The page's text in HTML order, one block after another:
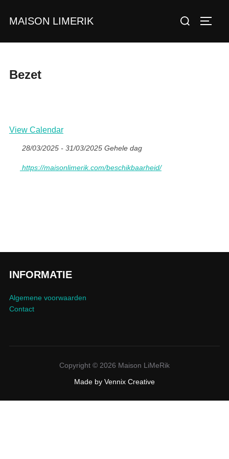
naarMAISON LIMERIK
Zoek
Bezet
View Calendar
28/03/2025 - 31/03/2025 Gehele dag
https://maisonlimerik.com/beschikbaarheid/
INFORMATIE
Algemene voorwaarden
Contact
Copyright © 2026 Maison LiMeRik
Made by Vennix Creative